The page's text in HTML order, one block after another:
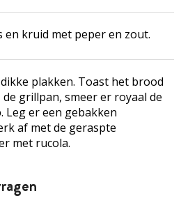
en kruid met peper en zout.
plakken. Toast het brood
grillpan, smeer er royaal de
Leg er een gebakken
af met de geraspte
met rucola.